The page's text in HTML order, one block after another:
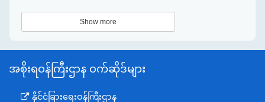
Show more
အစိုးရဝန်ကြီးဌာန ဝက်ဆိုဒ်များ
နိုင်ငံခြားရေးဝန်ကြီးဌာန